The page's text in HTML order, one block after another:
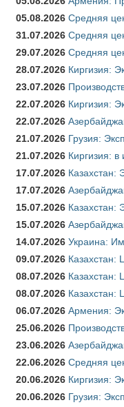
05.08.2026 Средняя
31.07.2026 Средняя
29.07.2026 Средняя
28.07.2026 Киргизия:
23.07.2026
22.07.2026 Киргизия:
22.07.2026
21.07.2026 Грузия:
21.07.2026 Киргизия:
17.07.2026 Казахстан:
17.07.2026
15.07.2026 Казахстан:
15.07.2026
14.07.2026 Украина:
09.07.2026 Казахстан:
08.07.2026 Казахстан:
08.07.2026 Казахстан:
06.07.2026 Армения:
25.06.2026
23.06.2026
22.06.2026 Средняя
20.06.2026 Киргизия:
20.06.2026 Грузия: